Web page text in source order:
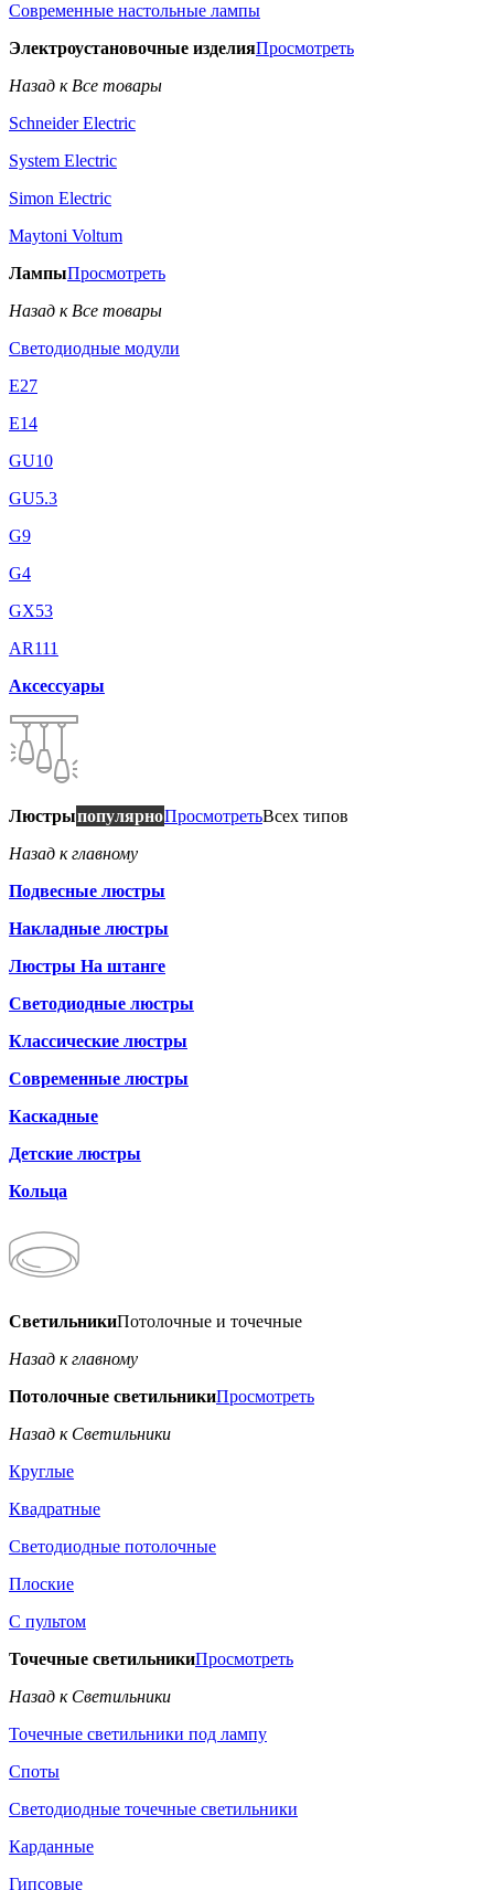
Современные настольные лампы
Электроустановочные изделияПросмотреть
Назад к Все товары
Schneider Electric
System Electric
Simon Electric
Maytoni Voltum
ЛампыПросмотреть
Назад к Все товары
Светодиодные модули
E27
E14
GU10
GU5.3
G9
G4
GX53
AR111
Аксессуары
ЛюстрыпопулярноПросмотретьВсех типов
Назад к главному
Подвесные люстры
Накладные люстры
Люстры На штанге
Светодиодные люстры
Классические люстры
Современные люстры
Каскадные
Детские люстры
Кольца
СветильникиПотолочные и точечные
Назад к главному
Потолочные светильникиПросмотреть
Назад к Светильники
Круглые
Квадратные
Светодиодные потолочные
Плоские
С пультом
Точечные светильникиПросмотреть
Назад к Светильники
Точечные светильники под лампу
Споты
Светодиодные точечные светильники
Карданные
Гипсовые